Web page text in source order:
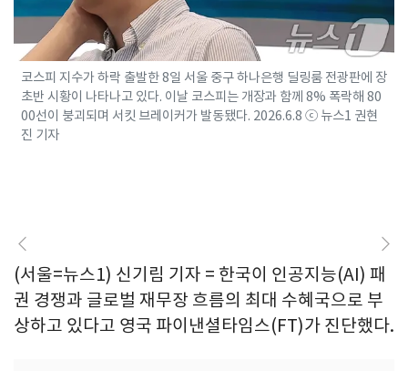
코스피 지수가 하락 출발한 8일 서울 중구 하나은행 딜링룸 전광판에 장
초반 시황이 나타나고 있다. 이날 코스피는 개장과 함께 8% 폭락해 80
00선이 붕괴되며 서킷 브레이커가 발동됐다. 2026.6.8 ⓒ 뉴스1 권현
진 기자
(서울=뉴스1) 신기림 기자 = 한국이 인공지능(AI) 패
권 경쟁과 글로벌 재무장 흐름의 최대 수혜국으로 부
상하고 있다고 영국 파이낸셜타임스(FT)가 진단했다.